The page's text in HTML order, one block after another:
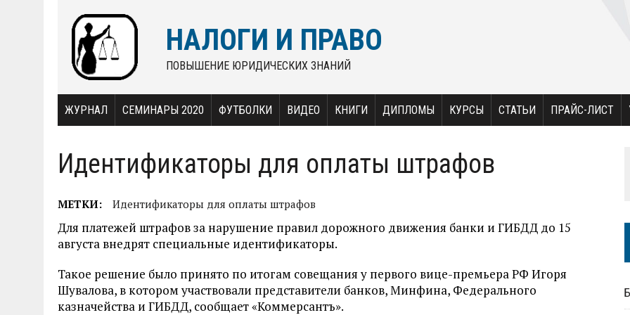
НАЛОГИ И ПРАВО
ПОВЫШЕНИЕ ЮРИДИЧЕСКИХ ЗНАНИЙ
ЖУРНАЛ СЕМИНАРЫ 2020 ФУТБОЛКИ ВИДЕО КНИГИ ДИПЛОМЫ КУРСЫ СТАТЬИ ПРАЙС-ЛИСТ
Идентификаторы для оплаты штрафов
МЕТКИ: Идентификаторы для оплаты штрафов
Для платежей штрафов за нарушение правил дорожного движения банки и ГИБДД до 15
августа внедрят специальные идентификаторы.
Такое решение было принято по итогам совещания у первого вице-премьера РФ Игоря
Шувалова, в котором участвовали представители банков, Минфина, Федерального
казначейства и ГИБДД, сообщает «Коммерсантъ».